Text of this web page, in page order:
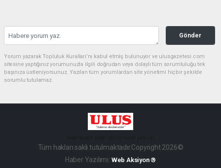
Gönder
Yorum yazarak Topluluk Kuralları’nı kabul etmiş bulunuyor ve ulusgazetesi.com
sitesine yaptığınız yorumunuzla ilgili doğrudan veya dolaylı tüm sorumluluğu tek
başınıza üstleniyorsunuz. Yazılan tüm yorumlardan site yönetimi hiçbir şekilde
sorumlu tutulamaz.
Tüm hakları saklı tutulmaktadır.Copyright 2026©
Haber Yazılımı: Web Aksiyon ®